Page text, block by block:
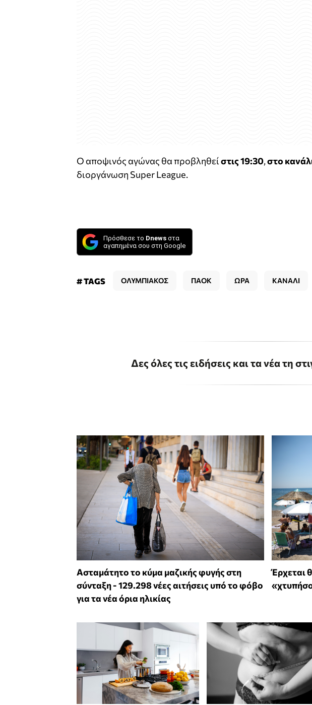
Ο αποψινός αγώνας θα προβληθείστις 19:30,στο
διοργάνωση Super League.
Πρόσθεσε το Dnews στα
αγαπημένα σου στη Google
# TAGS ΟΛΥΜΠΙΑΚΟΣ ΠΑΟΚ ΩΡΑ ΚΑΝΑΛΙ
Δες όλες τις ειδήσεις και τα νέα τη
Ασταμάτητο το κύμα μαζικής φυγής στη
σύνταξη - 129.298 νέες αιτήσεις υπό το φόβο
για τα νέα όρια ηλικίας
Έρχεται